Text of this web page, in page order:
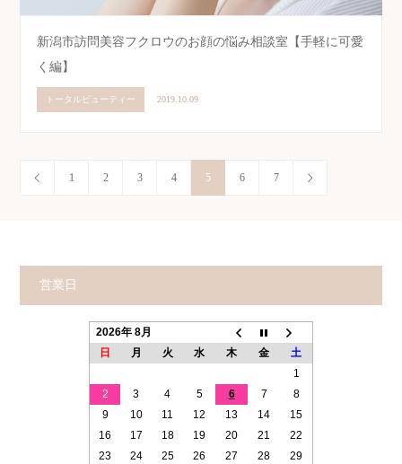
新潟市訪問美容フクロウのお顔の悩み相談室【手軽に可愛
く編】
トータルビューティー 2019.10.09
1 2 3 4 5 6 7
営業日
2026年 8月
日
月 火 水 木 金
土
1
2
3 4 5 6 7
8
9
10 11 12 13 14
15
16
17 18 19 20 21
22
23
24 25 26 27 28
29